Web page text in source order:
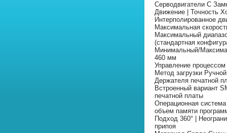
Серводвигатели С
Движение | Точность
Интерполированное
Максимальная
Максимальный
(стандартная
Минимальный/
460 мм
Управление процессом
Метод загрузки
Держателя печатной
Встроенный вариант
печатной платы
Операционная
объем памяти
Подход 360° |
припоя